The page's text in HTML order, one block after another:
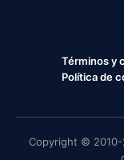
Términos y
Política de
Copyright © 2010-